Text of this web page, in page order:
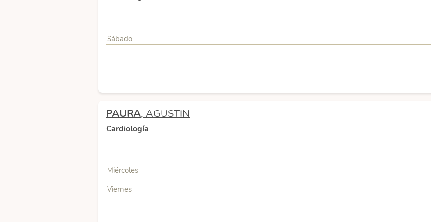
Sábado
PAURA, AGUSTIN
Cardiología
Miércoles
Viernes